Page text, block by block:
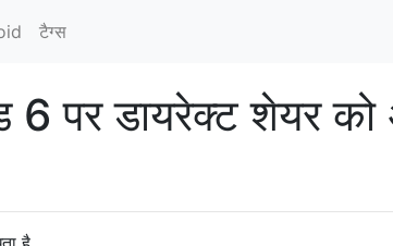
टैग्‍स
6 पर डायरेक्ट शेयर